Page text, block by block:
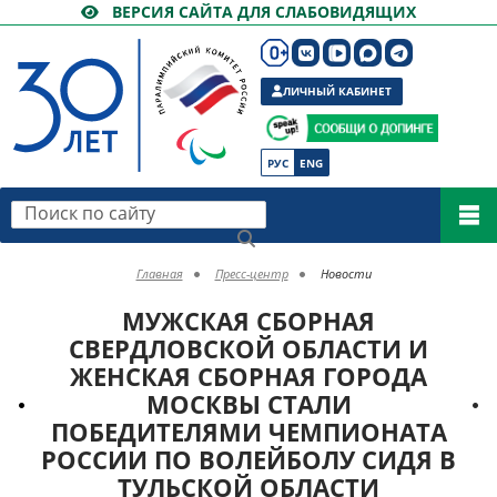
ВЕРСИЯ САЙТА ДЛЯ СЛАБОВИДЯЩИХ
РУС ENG
ЛИЧНЫЙ КАБИНЕТ
Поиск по сайту
Главная Пресс-центр Новости
МУЖСКАЯ СБОРНАЯ
СВЕРДЛОВСКОЙ ОБЛАСТИ И
ЖЕНСКАЯ СБОРНАЯ ГОРОДА
МОСКВЫ СТАЛИ
ПОБЕДИТЕЛЯМИ ЧЕМПИОНАТА
РОССИИ ПО ВОЛЕЙБОЛУ СИДЯ В
ТУЛЬСКОЙ ОБЛАСТИ